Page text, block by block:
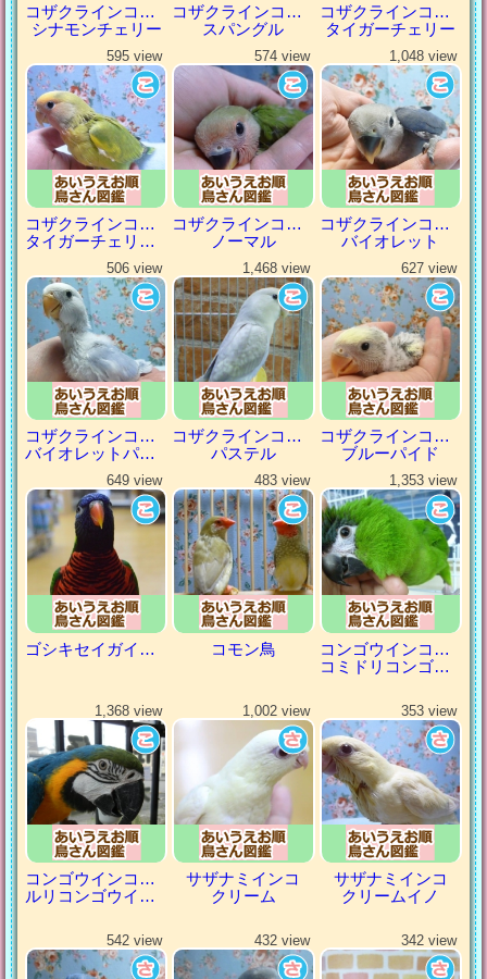
コザクラインコ（小桜インコ）
シナモンチェリー
コザクラインコ（小桜インコ）
スパングル
コザクラインコ（小桜インコ）
タイガーチェリー
595 view
コザクラインコ（小桜インコ）
タイガーチェリーパイド
574 view
コザクラインコ（小桜インコ）
ノーマル
1,048 view
コザクラインコ（小桜インコ）
バイオレット
506 view
コザクラインコ（小桜インコ）
バイオレットパイド
1,468 view
コザクラインコ（小桜インコ）
パステル
627 view
コザクラインコ（小桜インコ）
ブルーパイド
649 view
ゴシキセイガイインコ
483 view
コモン鳥
1,353 view
コンゴウインコの仲間
コミドリコンゴウインコ
1,368 view
コンゴウインコの仲間
ルリコンゴウインコ
1,002 view
サザナミインコ
クリーム
353 view
サザナミインコ
クリームイノ
542 view 432 view 342 view